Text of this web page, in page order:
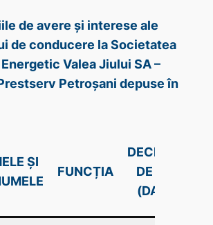
de avere și interese ale
de conducere la Societatea
Valea Jiului SA –
Petroșani depuse în
ȘI
FUNCȚIA
DECLARAŢIE
DE AVERE
(DA .PDF)